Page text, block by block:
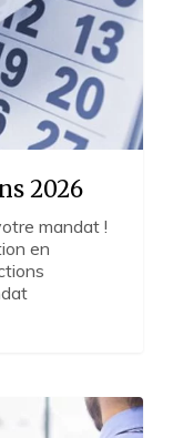
2026
mandat !
en